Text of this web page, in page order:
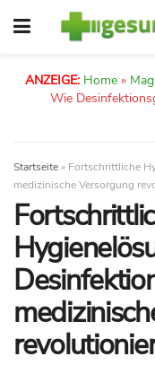
ANZEIGE: Home»
Wie
Startseite » Fortschrittliche
medizinische Versorgung